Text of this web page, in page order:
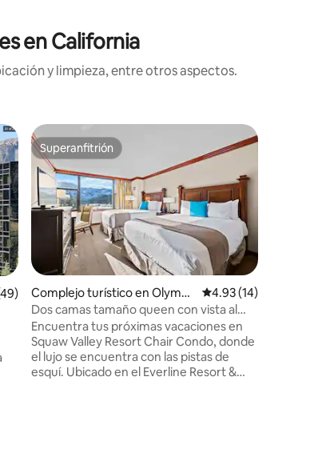
en California
y limpieza, entre otros aspectos.
promedio: 4.92 de 5, 49 reseñas
Superanfitrión
Superanfitrión
Complejo turístico en Olympi
c Valley
Calificación
4.93 (14)
Dos camas tamaño queen con vista al
valle - Sin tarifas del complejo turístico
Encuentra tus próximas vacaciones en
Squaw Valley Resort Chair Condo, donde
el lujo se encuentra con las pistas de
esquí. Ubicado en el Everline Resort &